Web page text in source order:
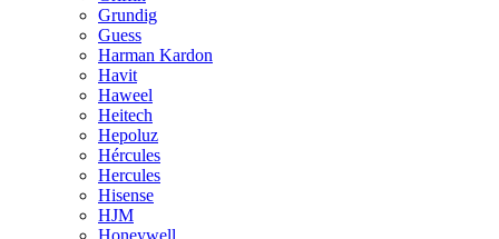
Grundig
Guess
Harman Kardon
Havit
Haweel
Heitech
Hepoluz
Hércules
Hercules
Hisense
HJM
Honeywell